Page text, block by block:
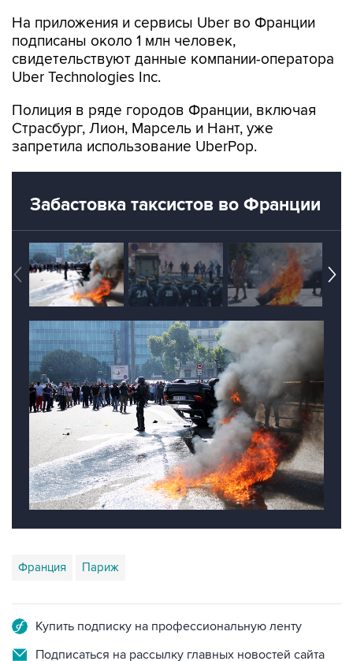
На приложения и сервисы Uber во Франции
подписаны около 1 млн человек,
свидетельствуют данные компании-оператора
Uber Technologies Inc.
Полиция в ряде городов Франции, включая
Страсбург, Лион, Марсель и Нант, уже
запретила использование UberPop.
Забастовка таксистов во Франции
Франция Париж
Купить подписку на профессиональную ленту
Подписаться на рассылку главных новостей сайта